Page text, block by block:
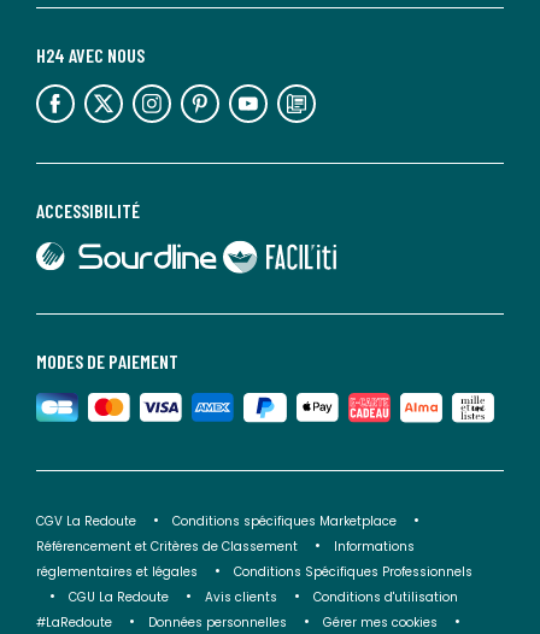
MODES DE PAIEMENT
ACCESSIBILITÉ
lien vers Sourdline
lien vers Faciliti
H24 AVEC NOUS
lien vers l'espace réseaux sociaux lien vers l'espace réseaux sociaux lien vers l'espace réseaux sociaux lien vers l'espace réseaux sociaux lien vers l'espace réseaux sociaux lien vers le blog la redoute
CGV La Redoute
Conditions spécifiques Marketplace
Référencement et Critères de Classement
Informations
réglementaires et légales
Conditions Spécifiques Professionnels
CGU La Redoute
Avis clients
Conditions d'utilisation
#LaRedoute
Données personnelles Gérer mes cookies